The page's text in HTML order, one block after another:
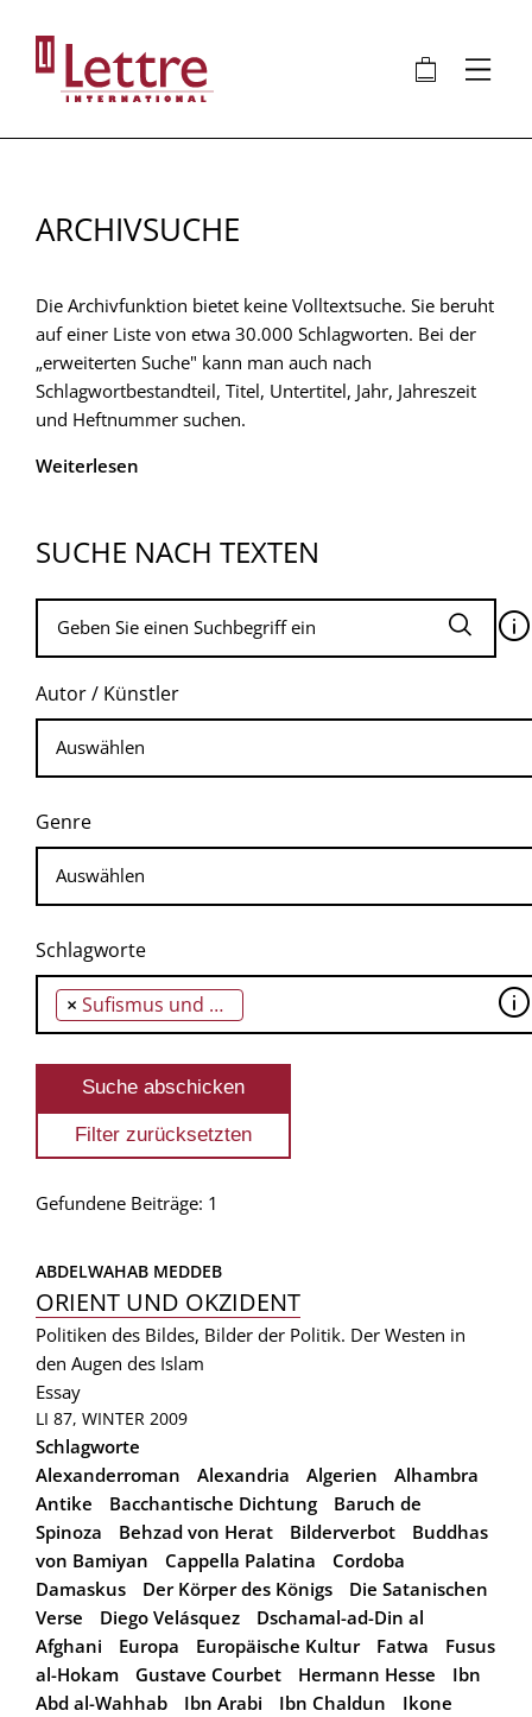
Inhalt
🛍 ⋮
ARCHIVSUCHE
Die Archivfunktion bietet keine Volltextsuche. Sie beruht
auf einer Liste von etwa 30.000 Schlagworten. Bei der
„erweiterten Suche" kann man auch nach
Schlagwortbestandteil, Titel, Untertitel, Jahr, Jahreszeit
und Heftnummer suchen.
Weiterlesen
SUCHE NACH TEXTEN
🛈
Autor / Künstler
Genre
Schlagworte
× Sufismus und Taoismus: Eine komparative Untersuchung philosophischer Schlüsselbegriffe 🛈
Gefundene Beiträge: 1
ABDELWAHAB MEDDEB
ORIENT UND OKZIDENT
Politiken des Bildes, Bilder der Politik. Der Westen in
den Augen des Islam
Essay
LI 87, WINTER 2009
Schlagworte
Alexanderroman
Alexandria Algerien
Alhambra
Antike
Bacchantische Dichtung
Baruch de
Spinoza
Behzad von Herat Bilderverbot
Buddhas
von Bamiyan
Cappella Palatina
Cordoba
Damaskus
Der Körper des Königs
Die Satanischen
Verse
Diego Velásquez
Dschamal-ad-Din al
Afghani
Europa Europäische Kultur Fatwa
Fusus
al-Hokam
Gustave Courbet Hermann Hesse
Ibn
Abd al-Wahhab
Ibn Arabi Ibn Chaldun
Ikone